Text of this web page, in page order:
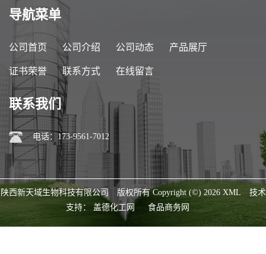
导航菜单
公司首页 公司介绍 公司动态 产品展厅
证书荣誉 联系方式 在线留言
联系我们
电话：173-9561-7012
陕西新天域生物科技有限公司 版权所有 Copyright (©) 2026 XML
技术
支持： 盖德化工网 食品商务网